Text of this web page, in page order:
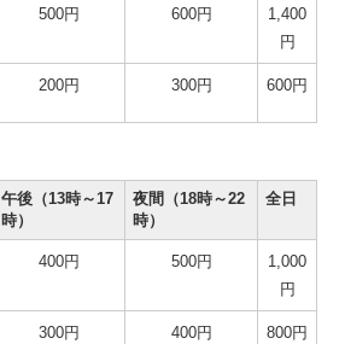
500円 600円
1,400
円
200円 300円 600円
午後（13時～17
時）
夜間（18時～22
時）
全日
400円 500円
1,000
円
300円 400円 800円